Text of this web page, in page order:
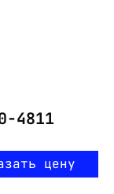
4811
цену